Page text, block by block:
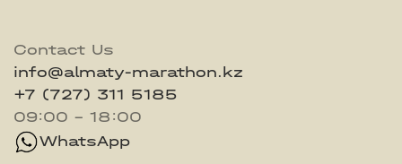
Contact Us
info@almaty-marathon.kz
+7 (727) 311 5185
09:00 - 18:00
WhatsApp